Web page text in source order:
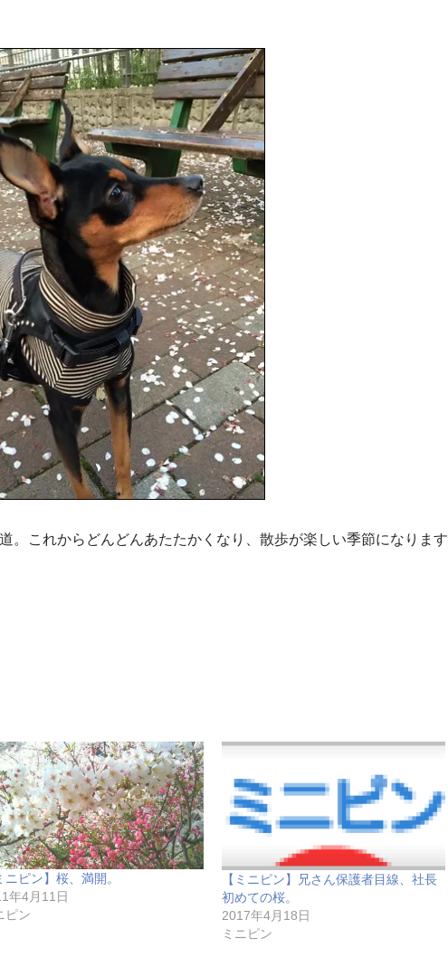
。これからどんどんあたたかくなり、散歩が楽しい季節になります
ニピン】桜、満開。
年4月11日
ピン
【ミニピン】兄さん保護者目線、社長
初めての桜。
2017年4月18日
ミニピン